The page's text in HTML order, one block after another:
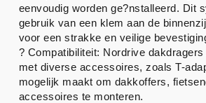
eenvoudig worden ge?nstalleerd. Dit
gebruik van een klem aan de
voor een strakke en veilige
? Compatibiliteit: Nordrive
met diverse accessoires, zoals T-
mogelijk maakt om dakkoffers,
accessoires te monteren.